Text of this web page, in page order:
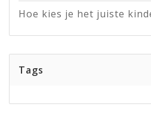
Hoe kies je het juiste
Tags